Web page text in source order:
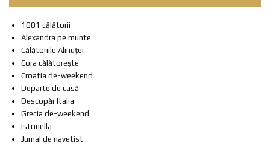
1001 călătorii
Alexandra pe munte
Călătoriile Alinuței
Cora călătorește
Croatia de-weekend
Departe de casă
Descopăr Italia
Grecia de-weekend
Istoriella
Jurnal de navetist